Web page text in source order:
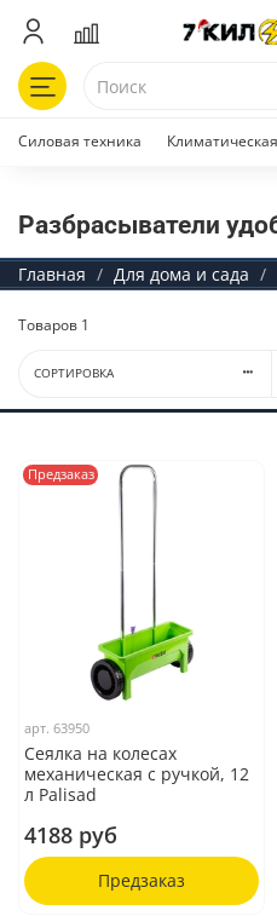
Силовая техника
Разбрасыватели
Главная Для дома и сада
Товаров 1
СОРТИРОВКА
Предзаказ
арт.63950
Сеялка на колесах
механическая с ручкой, 12
л Palisad
4188 руб
Предзаказ